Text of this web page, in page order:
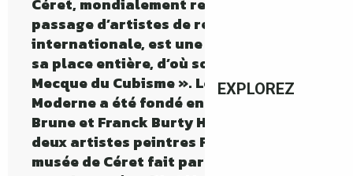
EXPLOREZ
passage d’artistes de renommée
internationale, est une ville où l’art a
sa place entière, d’où son surnom «
Mecque du Cubisme ». Le Musée d’Art
Moderne a été fondé en 1950 par Pierre
Brune et Franck Burty Haviland, tous
deux artistes peintres Français. Le
musée de Céret fait partie des 100 plus